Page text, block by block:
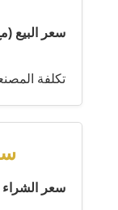
سعر البيع (مع
تكلفة المصنعية: 258.61
سعر الشراء (خام):